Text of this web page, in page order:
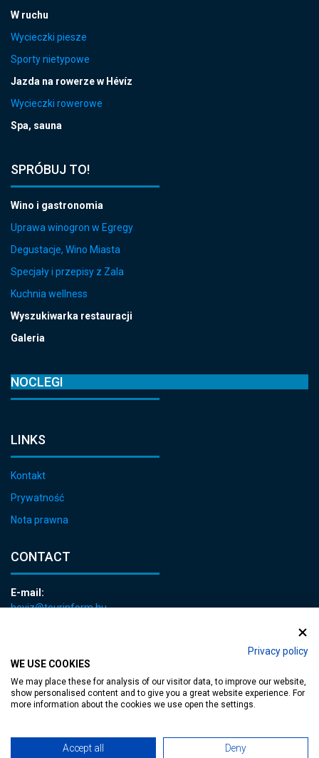
Privacy policy
WE USE COOKIES
We may place these for analysis of our visitor data, to improve our website,
show personalised content and to give you a great website experience. For
more information about the cookies we use open the settings.
Accept all Deny
W ruchu
Wycieczki piesze
Sporty nietypowe
Jazda na rowerze w Hévíz
Wycieczki rowerowe
Spa, sauna
SPRÓBUJ TO!
Wino i gastronomia
Uprawa winogron w Egregy
Degustacje, Wino Miasta
Specjały i przepisy z Zala
Kuchnia wellness
Wyszukiwarka restauracji
Galeria
NOCLEGI
LINKS
Kontakt
Prywatność
Nota prawna
CONTACT
E-mail:
heviz@tourinform.hu
Accessible web page| Copyright © 2024 Municipality of Hévíz, Designed by